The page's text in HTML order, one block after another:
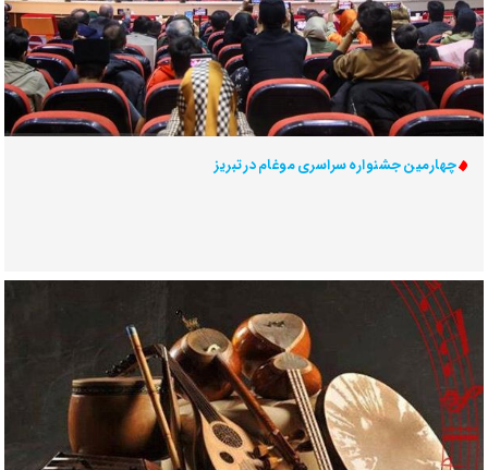
چهارمین جشنواره سراسری موغام در تبریز